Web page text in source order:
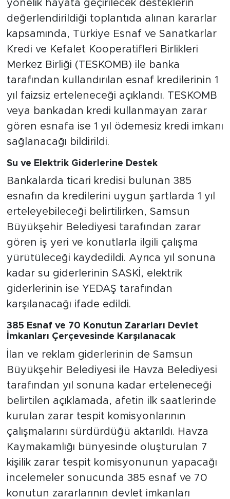
yönelik hayata geçirilecek desteklerin
değerlendirildiği toplantıda alınan kararlar
kapsamında, Türkiye Esnaf ve Sanatkarlar
Kredi ve Kefalet Kooperatifleri Birlikleri
Merkez Birliği (TESKOMB) ile banka
tarafından kullandırılan esnaf kredilerinin 1
yıl faizsiz erteleneceği açıklandı. TESKOMB
veya bankadan kredi kullanmayan zarar
gören esnafa ise 1 yıl ödemesiz kredi imkanı
sağlanacağı bildirildi.
Su ve Elektrik Giderlerine Destek
Bankalarda ticari kredisi bulunan 385
esnafın da kredilerini uygun şartlarda 1 yıl
erteleyebileceği belirtilirken, Samsun
Büyükşehir Belediyesi tarafından zarar
gören iş yeri ve konutlarla ilgili çalışma
yürütüleceği kaydedildi. Ayrıca yıl sonuna
kadar su giderlerinin SASKİ, elektrik
giderlerinin ise YEDAŞ tarafından
karşılanacağı ifade edildi.
385 Esnaf ve 70 Konutun Zararları Devlet
İmkanları Çerçevesinde Karşılanacak
İlan ve reklam giderlerinin de Samsun
Büyükşehir Belediyesi ile Havza Belediyesi
tarafından yıl sonuna kadar erteleneceği
belirtilen açıklamada, afetin ilk saatlerinde
kurulan zarar tespit komisyonlarının
çalışmalarını sürdürdüğü aktarıldı. Havza
Kaymakamlığı bünyesinde oluşturulan 7
kişilik zarar tespit komisyonunun yapacağı
incelemeler sonucunda 385 esnaf ve 70
konutun zararlarının devlet imkanları